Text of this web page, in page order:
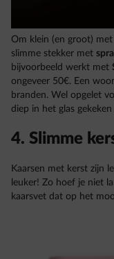
Om klein (en groot)
slimme stekker met
bijvoorbeeld werkt met
ongeveer 50€. Een
branden. Wel opgelet
diep in het glas
4. Slimme
Kaarsen met kerst zijn
leuker! Zo hoef je niet
kaarsvet dat op het